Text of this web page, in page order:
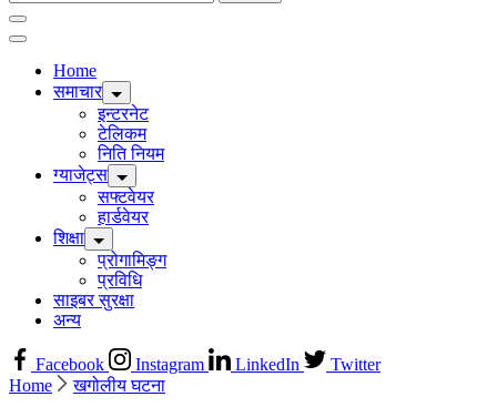
for:
Home
समाचार
इन्टरनेट
टेलिकम
निति नियम
ग्याजेट्स
सफ्टवेयर
हार्डवेयर
शिक्षा
प्रोगामिङ्ग
प्रविधि
साइबर सुरक्षा
अन्य
Facebook Instagram LinkedIn
Twitter
Home
खगोलीय घटना